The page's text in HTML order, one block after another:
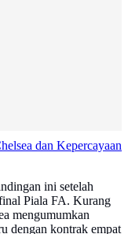
dan Kepercayaan
ini setelah
Piala FA. Kurang
mengumumkan
dengan kontrak empat